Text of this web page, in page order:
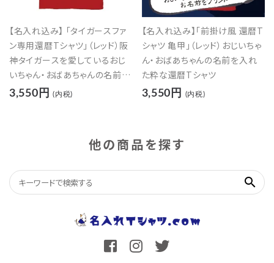
【名入れ込み】 「タイガースファ
ン専用還暦Tシャツ」（レッド）阪
神タイガースを愛しているおじ
いちゃん・おばあちゃんの名前を
入れた還暦Tシャツ
3,550円 (内税)
【名入れ込み】「前掛け風 還暦T
シャツ 亀甲」（レッド）おじいちゃ
ん・おばあちゃんの名前を入れ
た粋な還暦Tシャツ
3,550円 (内税)
他の商品を探す
search